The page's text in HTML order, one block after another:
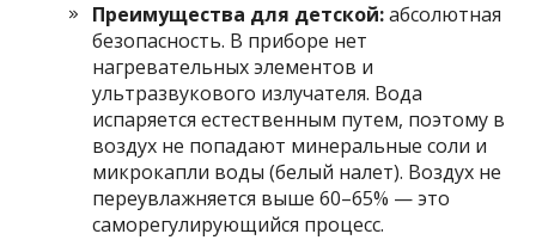
Преимущества для детской:абсолютная
безопасность. В приборе нет
нагревательных элементов и
ультразвукового излучателя. Вода
испаряется естественным путем, поэтому в
воздух не попадают минеральные соли и
микрокапли воды (белый налет). Воздух не
переувлажняется выше 60–65% — это
саморегулирующийся процесс.